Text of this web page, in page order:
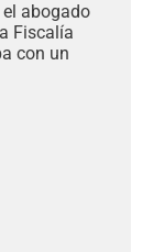
abogado
Fiscalía
con un